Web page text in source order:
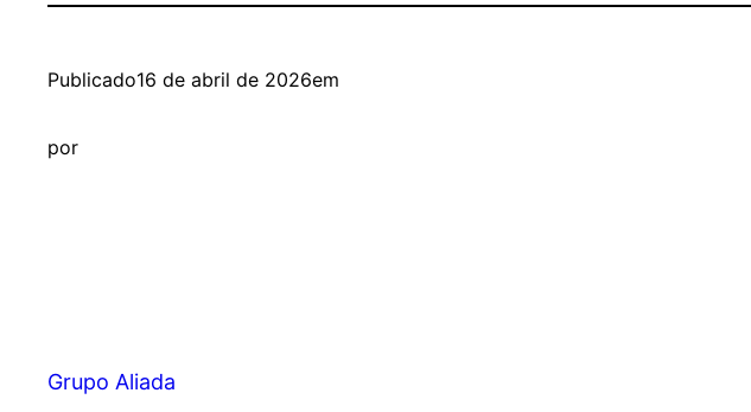
Publicado16 de abril de 2026em
por
Grupo Aliada